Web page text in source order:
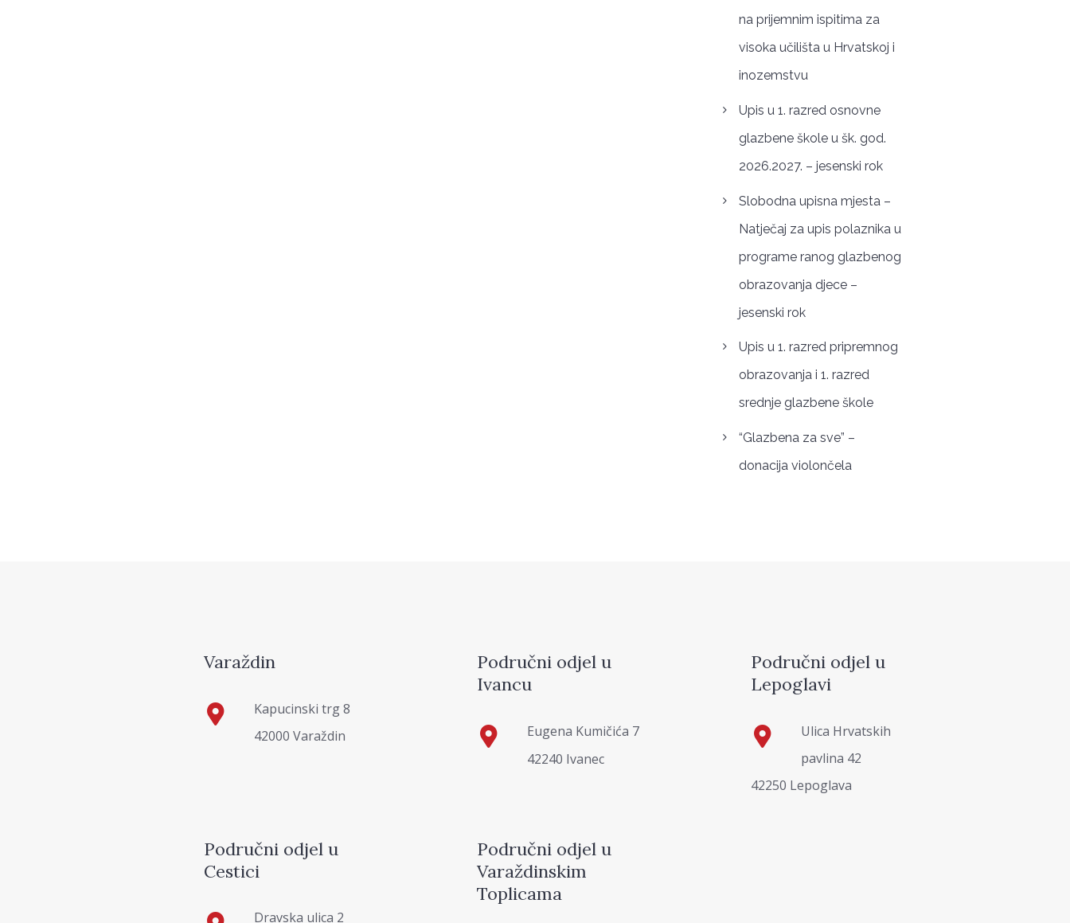
na prijemnim ispitima za
visoka učilišta u Hrvatskoj i
inozemstvu
Upis u 1. razred osnovne
glazbene škole u šk. god.
2026.2027. – jesenski rok
Slobodna upisna mjesta –
Natječaj za upis polaznika u
programe ranog glazbenog
obrazovanja djece –
jesenski rok
Upis u 1. razred pripremnog
obrazovanja i 1. razred
srednje glazbene škole
“Glazbena za sve” –
donacija violončela
Varaždin
Kapucinski trg 8
42000 Varaždin
Područni odjel u
Ivancu
Eugena Kumičića 7
42240 Ivanec
Područni odjel u
Lepoglavi
Ulica Hrvatskih
pavlina 42
42250 Lepoglava
Područni odjel u
Cestici
Dravska ulica 2
Područni odjel u
Varaždinskim
Toplicama